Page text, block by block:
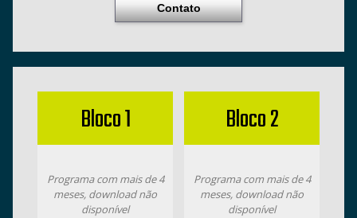
Contato
Bloco 1
Programa com mais de 4
meses, download não
disponível
Bloco 2
Programa com mais de 4
meses, download não
disponível